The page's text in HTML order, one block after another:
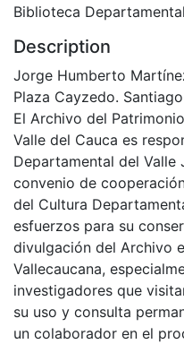
Biblioteca
Description
Jorge Humberto
Plaza Cayzedo.
El Archivo del
Valle del Cauca es
Departamental del Valle
convenio de
del Cultura
esfuerzos para su
divulgación del Archivo
Vallecaucana,
investigadores que
su uso y consulta
un colaborador en el